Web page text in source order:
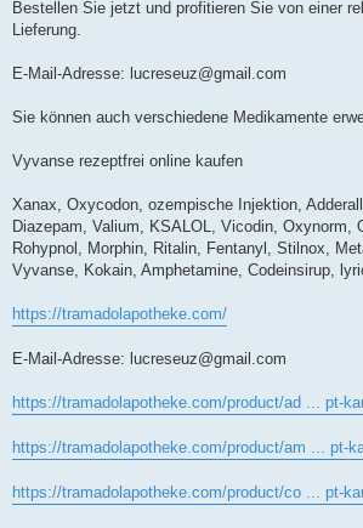
Bestellen Sie jetzt und profitieren Sie von einer
Lieferung.
E-Mail-Adresse: lucreseuz@gmail.com
Sie können auch verschiedene Medikamente
Vyvanse rezeptfrei online kaufen
Xanax, Oxycodon, ozempische Injektion,
Diazepam, Valium, KSALOL, Vicodin, Oxynorm,
Rohypnol, Morphin, Ritalin, Fentanyl, Stilnox,
Vyvanse, Kokain, Amphetamine, Codeinsirup,
https://tramadolapotheke.com/
E-Mail-Adresse: lucreseuz@gmail.com
https://tramadolapotheke.com/product/ad ... pt-
https://tramadolapotheke.com/product/am ... pt-
https://tramadolapotheke.com/product/co ... pt-